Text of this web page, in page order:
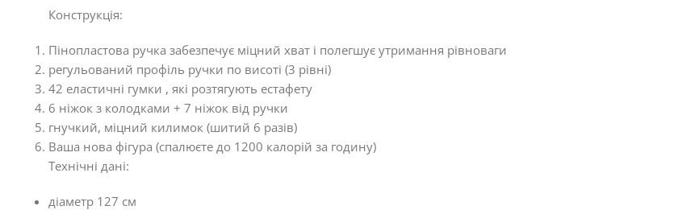
Конструкція:
Пінопластова ручка забезпечує міцний хват і полегшує утримання рівноваги
регульований профіль ручки по висоті (3 рівні)
42 еластичні гумки , які розтягують естафету
6 ніжок з колодками + 7 ніжок від ручки
гнучкий, міцний килимок (шитий 6 разів)
Ваша нова фігура (спалюєте до 1200 калорій за годину)
Технічні дані:
діаметр 127 см